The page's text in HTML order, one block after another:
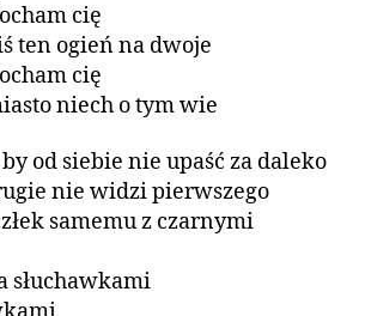
cię
ten ogień na dwoje
cię
niech o tym wie
od siebie nie upaść za daleko
nie widzi pierwszego
samemu z czarnymi
słuchawkami